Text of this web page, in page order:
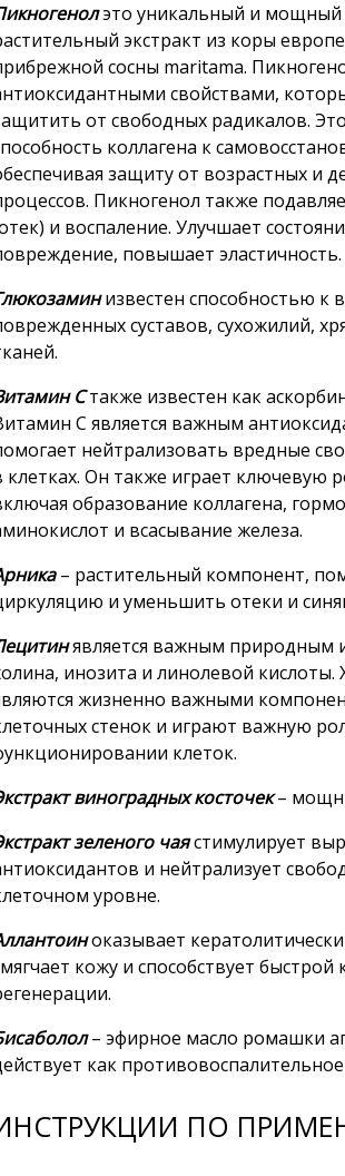
это уникальный и
экстракт из коры
сосны maritama.
свойствами,
от свободных радикалов.
коллагена к
защиту от возрастных и
Пикногенол также
и воспаление. Улучшает
повышает эластичность.
известен способностью к
суставов, сухожилий,
С также известен как
С является важным
нейтрализовать вредные
клетках. Он также играет ключевую
образование коллагена,
и всасывание железа.
– растительный компонент,
и уменьшить отеки и
является важным природным
инозита и линолевой кислоты.
жизненно важными
стенок и играют важную
клеток.
виноградных косточек–
зеленого чаястимулирует
и нейтрализует
уровне.
оказывает
кожу и способствует быстрой
– эфирное масло ромашки
как противовоспалительное
ПО